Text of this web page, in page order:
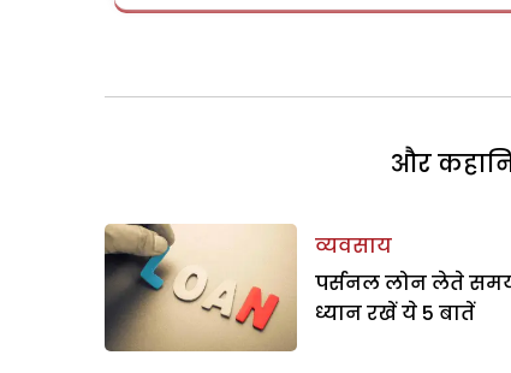
और
व्यवसाय
पर्सनल लोन लेते
ध्यान रखें ये 5 बातें